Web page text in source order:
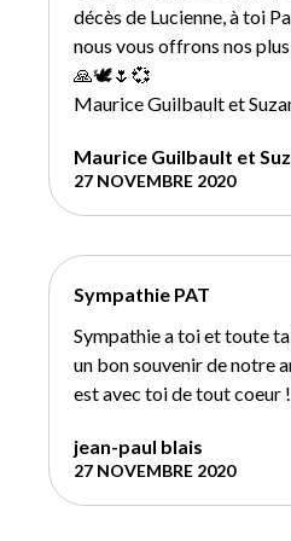
décès de Lucienne, à toi
nous vous offrons nos
🙏🕊️🌷💞
Maurice Guilbault et
Maurice Guilbault et
27 NOVEMBRE 2020
Sympathie PAT
Sympathie a toi et toute
un bon souvenir de notre
est avec toi de tout coeur
jean-paul blais
27 NOVEMBRE 2020